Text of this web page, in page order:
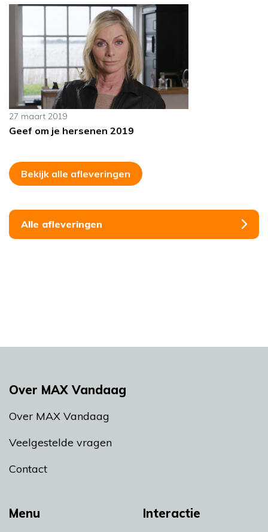
27 maart 2019
Geef om je hersenen 2019
Bekijk alle afleveringen
Alle afleveringen
Menu Interactie
Over MAX Vandaag
Over MAX Vandaag
Veelgestelde vragen
Contact